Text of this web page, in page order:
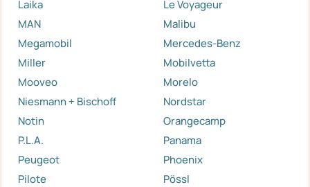
Laika
Le Voyageur
MAN
Malibu
Megamobil
Mercedes-Benz
Miller
Mobilvetta
Mooveo
Morelo
Niesmann + Bischoff
Nordstar
Notin
Orangecamp
P.L.A.
Panama
Peugeot
Phoenix
Pilote
Pössl